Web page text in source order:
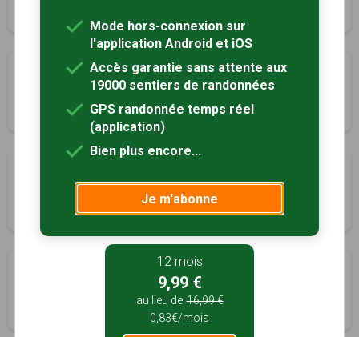
Sur les pas d’Esclignac
Monfort, Gers (32)
8 km
Monfort, Gers (32)
7.2 km Tracé GPS
Le chemin de la croix du Péré
Mode hors-connexion sur
l'application Android et iOS
Accès garantie sans attente aux
19000 sentiers de randonnées
GPS randonnée temps réel
(application)
Bien plus encore...
Je m'abonne
12 mois
9,99 €
au lieu de 16,99 €
0,83€/mois